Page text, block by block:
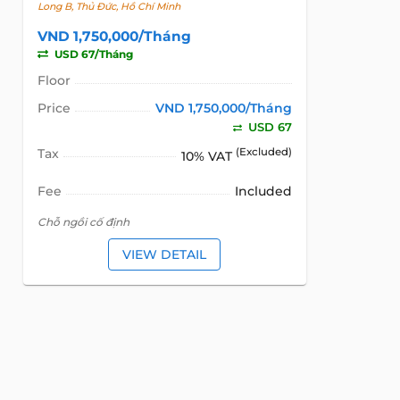
Long B, Thủ Đức, Hồ Chí Minh
VND 1,750,000/Tháng
USD 67/Tháng
Floor
Price
VND 1,750,000/Tháng
USD 67
Tax 10% VAT (Excluded)
Fee Included
Chỗ ngồi cố định
VIEW DETAIL